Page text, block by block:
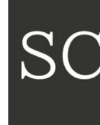
ー
シ
ョ